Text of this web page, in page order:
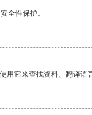
全性保护。
它来查找资料、翻译语